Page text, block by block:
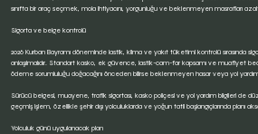
sınıfta bir araç seçmek, mola ihtiyacını, yorgunluğu ve beklenmeyen masrafları
Sigorta ve belge kontrolü
2026 Kurban Bayramı döneminde lastik, klima ve yakıt tüketimi kontrolü sırasında
anlaşılmalıdır. Standart kasko, ek güvence, lastik-cam-far kapsamı ve muafiyet
ödeme sorumluluğu doğacağını önceden bilirse beklenmeyen hasar veya yol
Sürücü belgesi, muayene, trafik sigortası, kasko poliçesi ve yol yardım bilgileri de
geçmiş işlem, özellikle şehir dışı yolculuklarda ve yoğun tatil başlangıçlarında planı
Yolculuk günü uygulanacak plan